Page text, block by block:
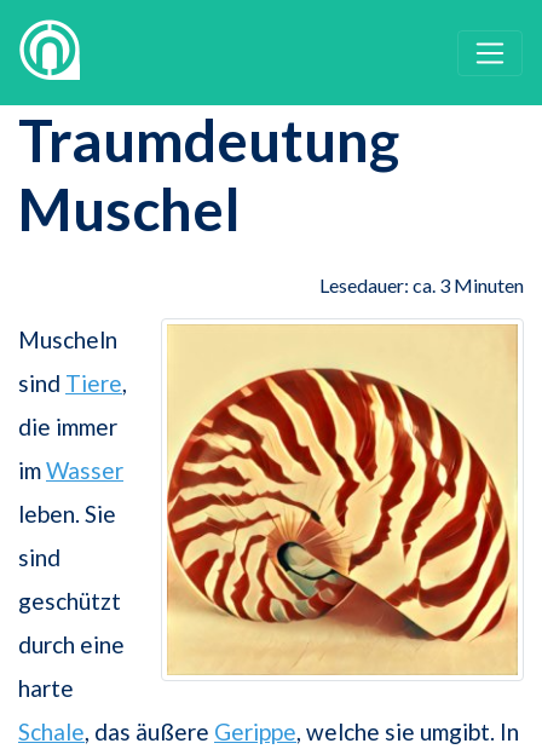
Traumdeutung
Muschel
Lesedauer: ca. 3 Minuten
Muscheln
sind Tiere,
die immer
imWasser
leben. Sie
sind
geschützt
durch eine
harte
Schale, das äußere Gerippe, welche sie umgibt. In